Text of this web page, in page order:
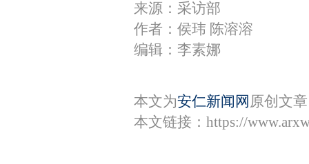
来源：采访部
作者：侯玮 陈溶溶
编辑：李素娜
本文为安仁新闻网 原创文
本文链接： https://